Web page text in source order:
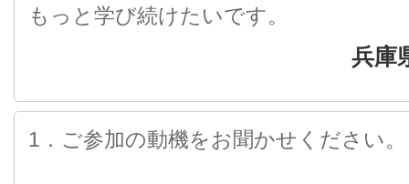
もっと学び続けたいです。
兵庫
1．ご参加の動機をお聞かせください。